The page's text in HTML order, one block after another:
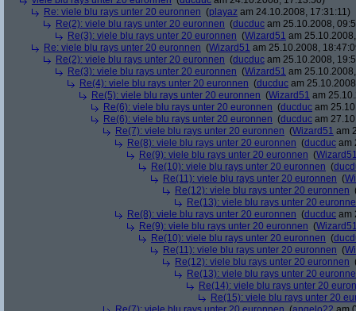
Re: viele blu rays unter 20 euronnen (playaz am 24.10.2008, 17:31:11)
Re(2): viele blu rays unter 20 euronnen (ducduc am 25.10.2008,
Re(3): viele blu rays unter 20 euronnen (Wizard51 am
Re: viele blu rays unter 20 euronnen (Wizard51 am 25.10.2008,
Re(2): viele blu rays unter 20 euronnen (ducduc am 25.10.2008,
Re(3): viele blu rays unter 20 euronnen (Wizard51 am
Re(4): viele blu rays unter 20 euronnen (ducduc am
Re(5): viele blu rays unter 20 euronnen (Wizard51 am
Re(6): viele blu rays unter 20 euronnen (ducduc am
Re(6): viele blu rays unter 20 euronnen (ducduc am
Re(7): viele blu rays unter 20 euronnen (Wizard51 am
Re(8): viele blu rays unter 20 euronnen (ducduc am
Re(9): viele blu rays unter 20 euronnen (
Re(10): viele blu rays unter 20 euronnen (
Re(11): viele blu rays unter 20 euronnen (
Re(12): viele blu rays unter 20 euronnen
Re(13): viele blu rays unter 20
Re(8): viele blu rays unter 20 euronnen (ducduc am
Re(9): viele blu rays unter 20 euronnen (
Re(10): viele blu rays unter 20 euronnen (
Re(11): viele blu rays unter 20 euronnen (
Re(12): viele blu rays unter 20 euronnen
Re(13): viele blu rays unter 20
Re(14): viele blu rays unter 20
Re(15): viele blu rays unter 20